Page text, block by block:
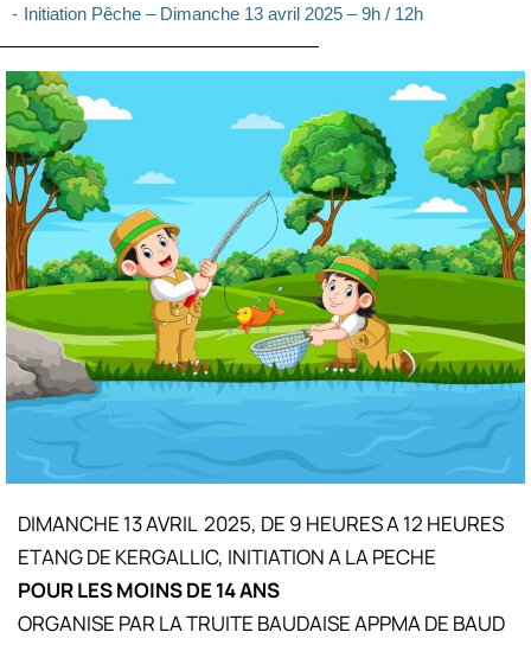
Initiation Pêche – Dimanche 13 avril 2025 – 9h / 12h
DIMANCHE 13 AVRIL 2025, DE 9 HEURES A 12 HEURES
ETANG DE KERGALLIC, INITIATION A LA PECHE
POUR LES MOINS DE 14 ANS
ORGANISE PAR LA TRUITE BAUDAISE APPMA DE BAUD